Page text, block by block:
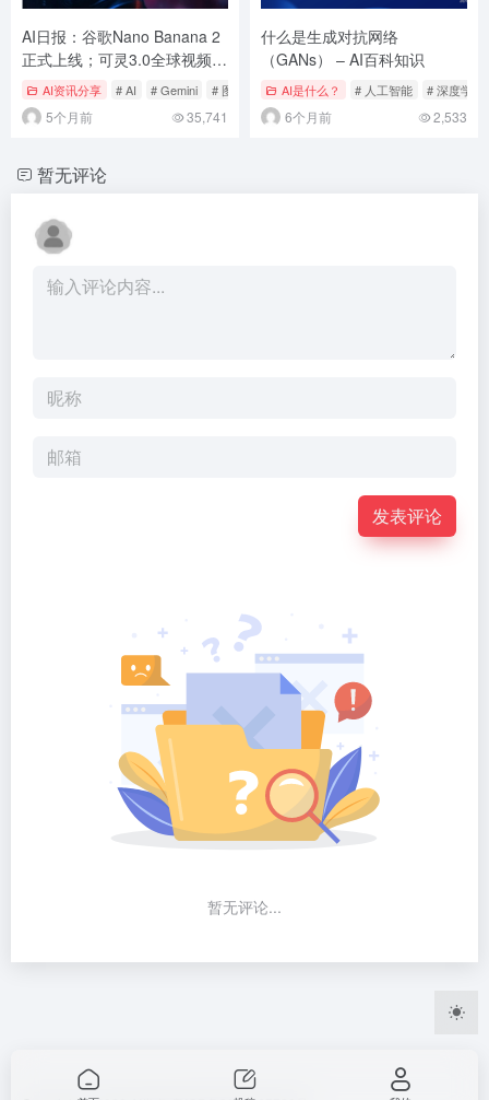
AI日报：谷歌Nano Banana 2
正式上线；可灵3.0全球视频模
型第一；周鸿祎直言AI眼镜难
做
AI资讯分享 # AI # Gemini # 图像生成
5个月前 35,741
什么是生成对抗网络
（GANs） – AI百科知识
AI是什么？ # 人工智能 # 深度学习
6个月前 2,533
暂无评论
发表评论
暂无评论...